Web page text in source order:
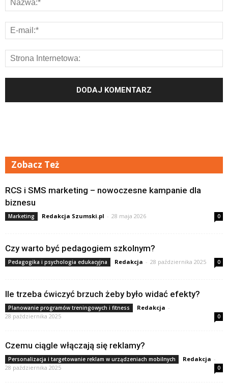
Zobacz Też
RCS i SMS marketing – nowoczesne kampanie dla
biznesu
Marketing Redakcja Szumski.pl - 28 maja 2026 0
Czy warto być pedagogiem szkolnym?
Pedagogika i psychologia edukacyjna Redakcja - 28 października 2025 0
Ile trzeba ćwiczyć brzuch żeby było widać efekty?
Planowanie programów treningowych i fitness Redakcja -
28 października 2025
0
Czemu ciągle włączają się reklamy?
Personalizacja i targetowanie reklam w urządzeniach mobilnych Redakcja -
28 października 2025
0